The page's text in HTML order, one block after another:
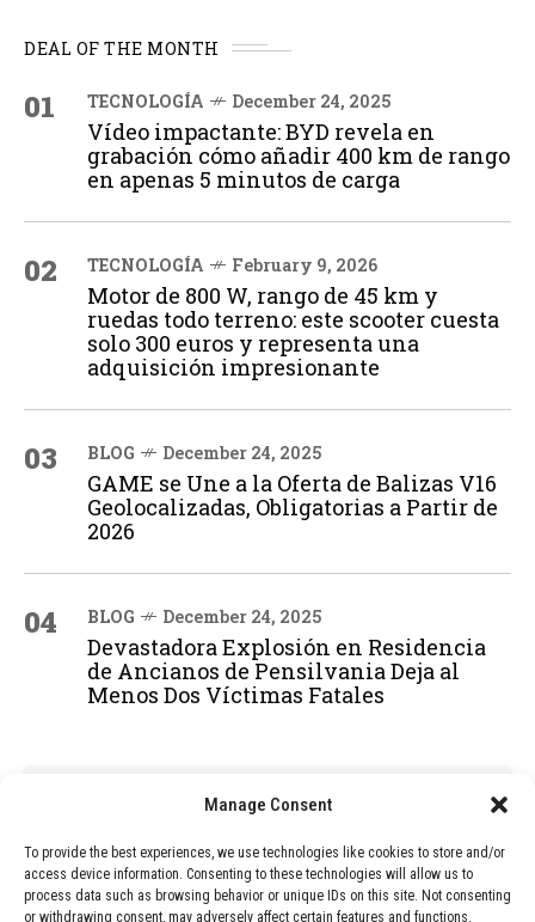
Manage Consent
To provide the best experiences, we use technologies like cookies to store and/or
access device information. Consenting to these technologies will allow us to
process data such as browsing behavior or unique IDs on this site. Not consenting
or withdrawing consent, may adversely affect certain features and functions.
DEAL OF THE MONTH
01 TECNOLOGÍA December 24, 2025
Vídeo impactante: BYD revela en
grabación cómo añadir 400 km de rango
en apenas 5 minutos de carga
02 TECNOLOGÍA February 9, 2026
Motor de 800 W, rango de 45 km y
ruedas todo terreno: este scooter cuesta
solo 300 euros y representa una
adquisición impresionante
03 BLOG December 24, 2025
GAME se Une a la Oferta de Balizas V16
Geolocalizadas, Obligatorias a Partir de
2026
04 BLOG December 24, 2025
Devastadora Explosión en Residencia
de Ancianos de Pensilvania Deja al
Menos Dos Víctimas Fatales